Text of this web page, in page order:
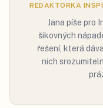
REDAKTORKA
Jana píše pro
šikovných
řešení, která
nich